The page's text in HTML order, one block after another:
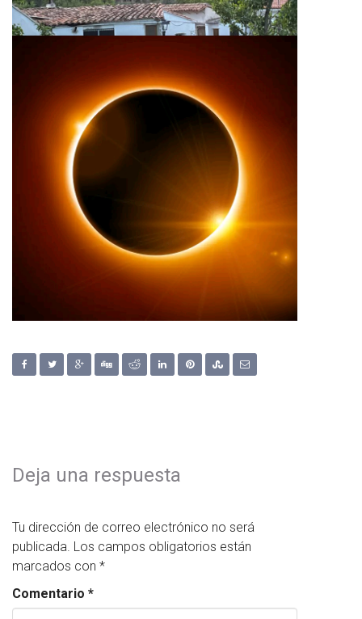
Deja una respuesta
Tu dirección de correo electrónico no será
publicada. Los campos obligatorios están
marcados con *
Comentario *